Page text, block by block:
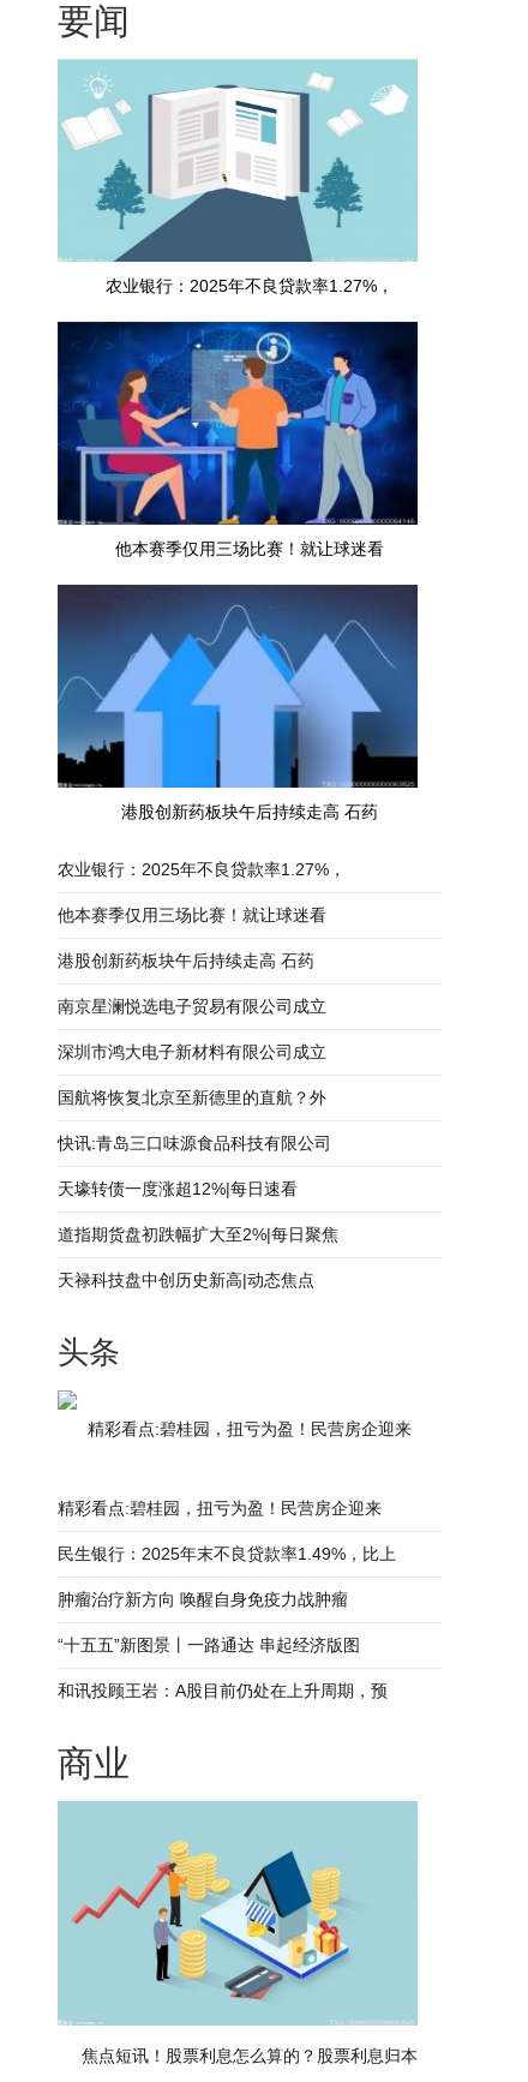
要闻
农业银行：2025年不良贷款率1.27%，
他本赛季仅用三场比赛！就让球迷看
港股创新药板块午后持续走高 石药
农业银行：2025年不良贷款率1.27%，
他本赛季仅用三场比赛！就让球迷看
港股创新药板块午后持续走高 石药
南京星澜悦选电子贸易有限公司成立
深圳市鸿大电子新材料有限公司成立
国航将恢复北京至新德里的直航？外
快讯:青岛三口味源食品科技有限公司
天壕转债一度涨超12%|每日速看
道指期货盘初跌幅扩大至2%|每日聚焦
天禄科技盘中创历史新高|动态焦点
头条
精彩看点:碧桂园，扭亏为盈！民营房企迎来
精彩看点:碧桂园，扭亏为盈！民营房企迎来
民生银行：2025年末不良贷款率1.49%，比上
肿瘤治疗新方向 唤醒自身免疫力战肿瘤
“十五五”新图景丨一路通达 串起经济版图
和讯投顾王岩：A股目前仍处在上升周期，预
商业
焦点短讯！股票利息怎么算的？股票利息归本